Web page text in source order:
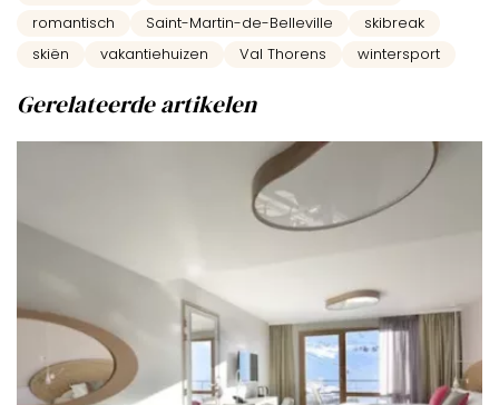
romantisch
Saint-Martin-de-Belleville
skibreak
skiën
vakantiehuizen Val Thorens wintersport
Gerelateerde artikelen